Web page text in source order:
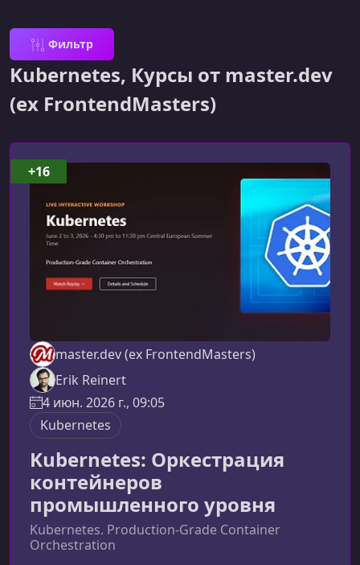
Фильтр
Kubernetes, Курсы от master.dev
(ex FrontendMasters)
master.dev (ex FrontendMasters)
Erik Reinert
4 июн. 2026 г., 09:05
Kubernetes
Kubernetes: Оркестрация
контейнеров
промышленного уровня
Kubernetes. Production-Grade Container
Orchestration
+16